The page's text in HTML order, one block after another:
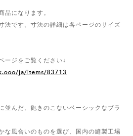
になります。
法です。寸法の詳細は各ページのサイズ
ージをご覧ください↓
ja/items/83713
並んだ、飽きのこないベーシックなブラ
な風合いのものを選び、国内の縫製工場